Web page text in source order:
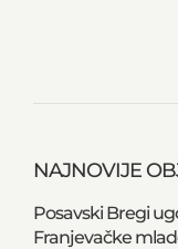
NAJNOVIJE
Posavski Bregi
Franjevačke